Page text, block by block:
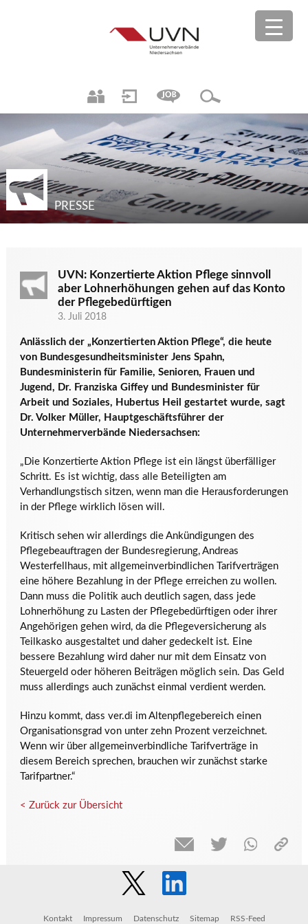
PRESSE
UVN: Konzertierte Aktion Pflege sinnvoll
aber Lohnerhöhungen gehen auf das Konto
der Pflegebedürftigen
3. Juli 2018
Anlässlich der „Konzertierten Aktion Pflege“, die heute
von Bundesgesundheitsminister Jens Spahn,
Bundesministerin für Familie, Senioren, Frauen und
Jugend, Dr. Franziska Giffey und Bundesminister für
Arbeit und Soziales, Hubertus Heil gestartet wurde, sagt
Dr. Volker Müller, Hauptgeschäftsführer der
Unternehmerverbände Niedersachsen:
„Die Konzertierte Aktion Pflege ist ein längst überfälliger
Schritt. Es ist wichtig, dass alle Beteiligten am
Verhandlungstisch sitzen, wenn man die Herausforderungen
in der Pflege wirklich lösen will.
Kritisch sehen wir allerdings die Ankündigungen des
Pflegebeauftragen der Bundesregierung, Andreas
Westerfellhaus, mit allgemeinverbindlichen Tarifverträgen
eine höhere Bezahlung in der Pflege erreichen zu wollen.
Dann muss die Politik auch deutlich sagen, dass jede
Lohnerhöhung zu Lasten der Pflegebedürftigen oder ihrer
Angehörigen gehen wird, da die Pflegeversicherung als
Teilkasko ausgestaltet und daher gedeckelt ist. Eine
bessere Bezahlung wird daher nur mit dem Einsatz von
Steuergeld oder höheren Beiträgen möglich sein. Das Geld
muss allerdings auch zunächst einmal verdient werden.
Hinzu kommt, dass ver.di im Altenpflegebereich einen
Organisationsgrad von unter zehn Prozent verzeichnet.
Wenn wir über allgemeinverbindliche Tarifverträge in
diesem Bereich sprechen, brauchen wir zunächst starke
Tarifpartner.“
< Zurück zur Übersicht
Kontakt Impressum Datenschutz Sitemap RSS-Feed